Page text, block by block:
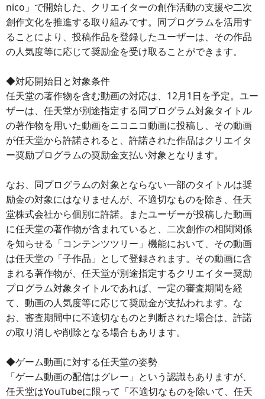
nico」で開始した、クリエイターの創作活動の支援や二次
創作文化を推進する取り組みです。同プログラムを活用す
ることにより、投稿作品を登録したユーザーは、その作品
の人気度等に応じて奨励金を受け取ることができます。
◆対応開始日と対象条件
任天堂の著作物を含む動画の対応は、12月1日を予定。ユー
ザーは、任天堂が別途指定する同プログラム対象タイトル
の著作物を用いた動画をニコニコ動画に投稿し、その動画
が任天堂から許諾されると、許諾された作品はクリエイタ
ー奨励プログラムの奨励金支払い対象となります。
なお、同プログラムの対象とならない一部のタイトルは奨
励金の対象にはなりませんが、不適切なものを除き、任天
堂株式会社から個別に許諾。またユーザーが投稿した動画
に任天堂の著作物が含まれていると、二次創作の相関関係
を知らせる「コンテンツツリー」機能において、その動画
は任天堂の「子作品」として登録されます。その動画に含
まれる著作物が、任天堂が別途指定するクリエイター奨励
プログラム対象タイトルであれば、一定の審査期間を経
て、動画の人気度等に応じて奨励金が支払われます。な
お、審査期間中に不適切なものと判断された場合は、許諾
の取り消しや削除となる場合もあります。
◆ゲーム動画に対する任天堂の姿勢
「ゲーム動画の配信はグレー」という認識もありますが、
任天堂はYouTubeに限って「不適切なものを除いて、任天